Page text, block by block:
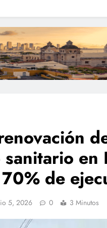
Colombia ratifica
Presunto atracador
CARTAGENA
en
de
5, 2026 0 3 Minutos